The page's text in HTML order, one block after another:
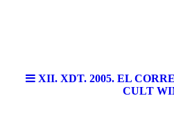
XII. XDT. 2005. EL
CULT